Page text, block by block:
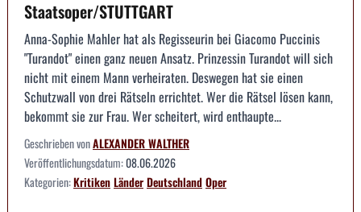
Staatsoper/STUTTGART
Anna-Sophie Mahler hat als Regisseurin bei Giacomo Puccinis
"Turandot" einen ganz neuen Ansatz. Prinzessin Turandot will sich
nicht mit einem Mann verheiraten. Deswegen hat sie einen
Schutzwall von drei Rätseln errichtet. Wer die Rätsel lösen kann,
bekommt sie zur Frau. Wer scheitert, wird enthaupte...
Geschrieben vonALEXANDER WALTHER
Veröffentlichungsdatum:08.06.2026
Kategorien:KritikenLänderDeutschlandOper